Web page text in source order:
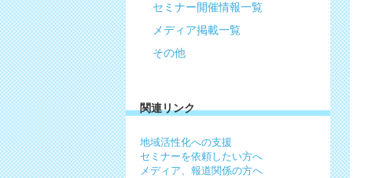
セミナー開催情報一覧
メディア掲載一覧
その他
関連リンク
地域活性化への支援
セミナーを依頼したい方へ
メディア、報道関係の方へ